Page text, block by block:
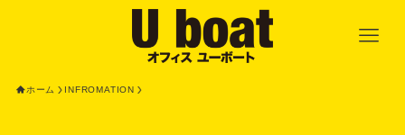
ホーム INFROMATION